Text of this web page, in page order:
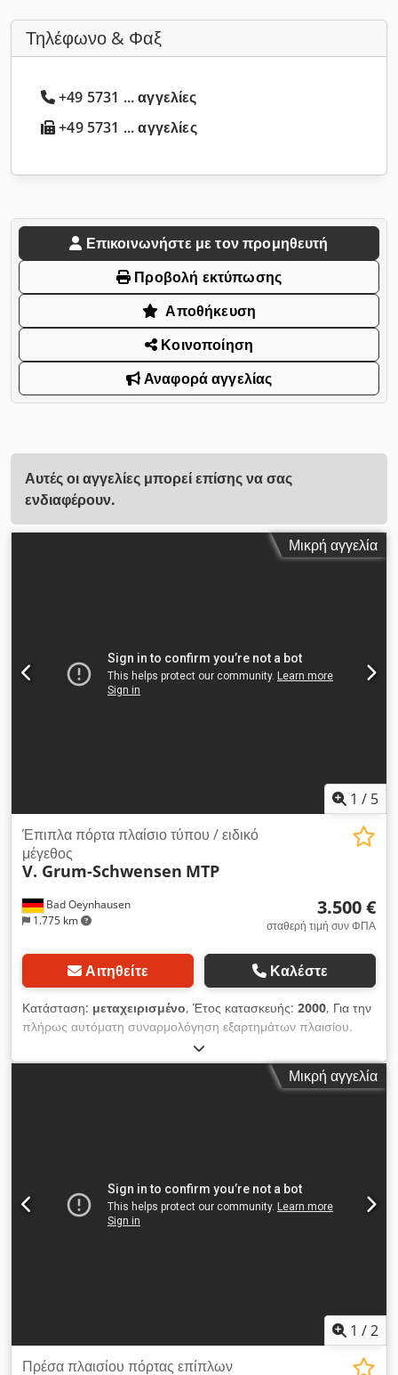
Τηλέφωνο & Φαξ
+49 5731 ... αγγελίες
+49 5731 ... αγγελίες
Επικοινωνήστε με τον προμηθευτή
Προβολή εκτύπωσης
Αποθήκευση
Κοινοποίηση
Αναφορά αγγελίας
Αυτές οι αγγελίες μπορεί επίσης να σας
ενδιαφέρουν.
Μικρή αγγελία
1 / 5
Bad Oeynhausen
1.775 km
Έπιπλα πόρτα πλαίσιο τύπου / ειδικό
μέγεθος
V. Grum-Schwensen MTP
3.500 €
σταθερή τιμή συν ΦΠΑ
Αιτηθείτε Καλέστε
Κατάσταση: μεταχειρισμένο, Έτος κατασκευής: 2000, Για την
πλήρως αυτόματη συναρμολόγηση εξαρτημάτων πλαισίου.
Διαστάσεις πλαισίου: min. 120 x 120 mm 1050 x 2.500 mm 2
θερμαντικές ράγες Dcsdpjd H Irfofx An Hjk
Μικρή αγγελία
1 /2
Πρέσα πλαισίου πόρτας επίπλων